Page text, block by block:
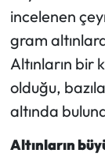
incelenen
gram
Altınların bir
olduğu,
altında
Altınların
Oğuzlar
Ortaköy
Otomotiv